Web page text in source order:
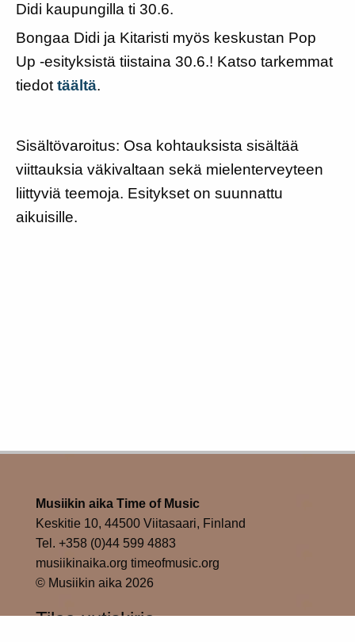
Didi kaupungilla ti 30.6.
Bongaa Didi ja Kitaristi myös keskustan Pop
Up -esityksistä tiistaina 30.6.! Katso tarkemmat
tiedot täältä.
Sisältövaroitus: Osa kohtauksista sisältää
viittauksia väkivaltaan sekä mielenterveyteen
liittyviä teemoja. Esitykset on suunnattu
aikuisille.
Musiikin aika Time of Music
Keskitie 10, 44500 Viitasaari, Finland
Tel. +358 (0)44 599 4883
musiikinaika.org timeofmusic.org
© Musiikin aika 2026
Tilaa uutiskirje